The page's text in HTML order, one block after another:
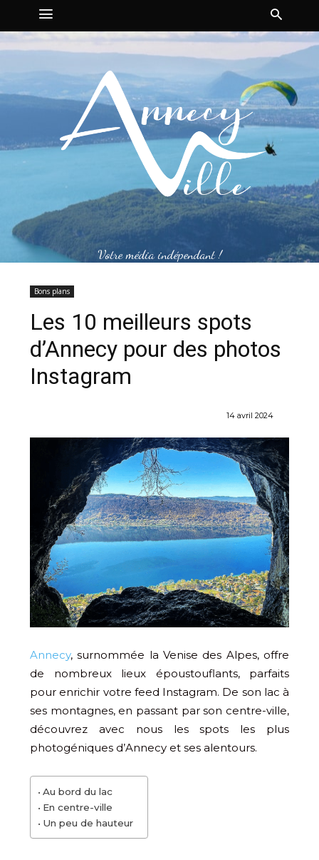
Votre média indépendant !
Bons plans
Les 10 meilleurs spots
d’Annecy pour des photos
Instagram
14 avril 2024
Annecy, surnommée la Venise des Alpes, offre
de nombreux lieux époustouflants, parfaits
pour enrichir votre feed Instagram. De son lac à
ses montagnes, en passant par son centre-ville,
découvrez avec nous les spots les plus
photogéniques d’Annecy et ses alentours.
Au bord du lac
En centre-ville
Un peu de hauteur